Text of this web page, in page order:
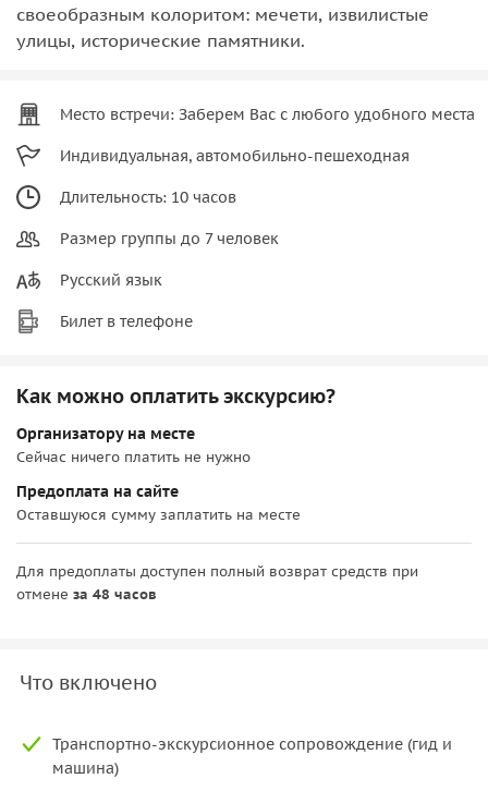
своеобразным колоритом: мечети, извилистые
улицы, исторические памятники.
Место встречи: Заберем Вас с любого удобного места
Индивидуальная, автомобильно-пешеходная
Длительность: 10 часов
Размер группы до 7 человек
Русский язык
Билет в телефоне
Как можно оплатить экскурсию?
Организатору на месте
Сейчас ничего платить не нужно
Предоплата на сайте
Оставшуюся сумму заплатить на месте
Для предоплаты доступен полный возврат средств при
отмене за 48 часов
Что включено
Транспортно-экскурсионное сопровождение (гид и
машина)